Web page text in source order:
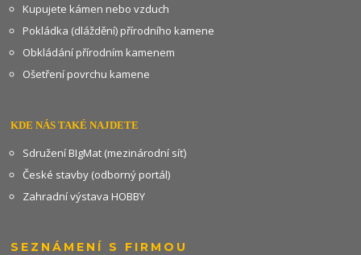
Kupujete kámen nebo vzduch
Pokládka (dláždění) přírodního kamene
Obkládání přírodním kamenem
Ošetření povrchu kamene
KDE NÁS TAKÉ NAJDETE
Sdružení BIgMat (mezinárodní síť)
České stavby (odborný portál)
Zahradní výstava HOBBY
SEZNÁMENÍ S FIRMOU